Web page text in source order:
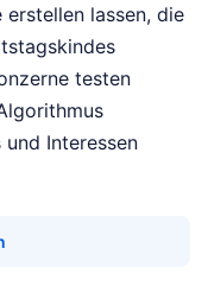
lassen, die
testen
Interessen